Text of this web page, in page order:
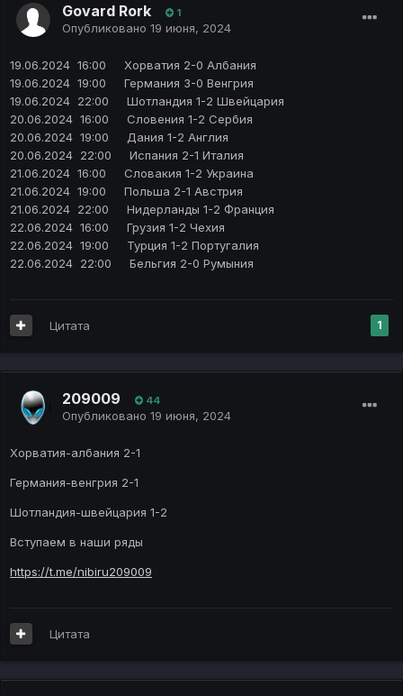
Govard Rork 1
Опубликовано 19 июня, 2024
19.06.2024 16:00 Хорватия 2-0 Албания
19.06.2024 19:00 Германия 3-0 Венгрия
19.06.2024 22:00 Шотландия 1-2 Швейцария
20.06.2024 16:00 Словения 1-2 Сербия
20.06.2024 19:00 Дания 1-2 Англия
20.06.2024 22:00 Испания 2-1 Италия
21.06.2024 16:00 Словакия 1-2 Украина
21.06.2024 19:00 Польша 2-1 Австрия
21.06.2024 22:00 Нидерланды 1-2 Франция
22.06.2024 16:00 Грузия 1-2 Чехия
22.06.2024 19:00 Турция 1-2 Португалия
22.06.2024 22:00 Бельгия 2-0 Румыния
1
Цитата
209009 44
Опубликовано 19 июня, 2024
Хорватия-албания 2-1
Германия-венгрия 2-1
Шотландия-швейцария 1-2
Вступаем в наши ряды
https://t.me/nibiru209009
Цитата